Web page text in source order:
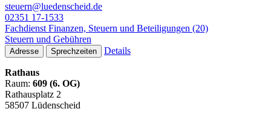
steuern@luedenscheid.de
02351 17-1533
Fachdienst Finanzen, Steuern und Beteiligungen (20)
Steuern und Gebühren
Adresse Sprechzeiten Details
Rathaus
Raum: 609 (6. OG)
Rathausplatz 2
58507 Lüdenscheid